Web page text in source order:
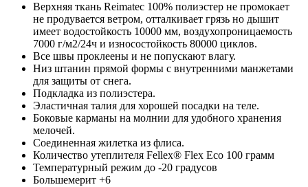
Верхняя ткань Reimatec 100% полиэстер не промокает
не продувается ветром, отталкивает грязь но дышит
имеет водостойкость 10000 мм, воздухопроницаемость
7000 г/м2/24ч и износостойкость 80000 циклов.
Все швы проклеены и не попускают влагу.
Низ штанин прямой формы с внутренними манжетами
для защиты от снега.
Подкладка из полиэстера.
Эластичная талия для хорошей посадки на теле.
Боковые карманы на молнии для удобного хранения
мелочей.
Соединенная жилетка из флиса.
Количество утеплителя Fellex® Flex Eco 100 грамм
Температурный режим до -20 градусов
Большемерит +6